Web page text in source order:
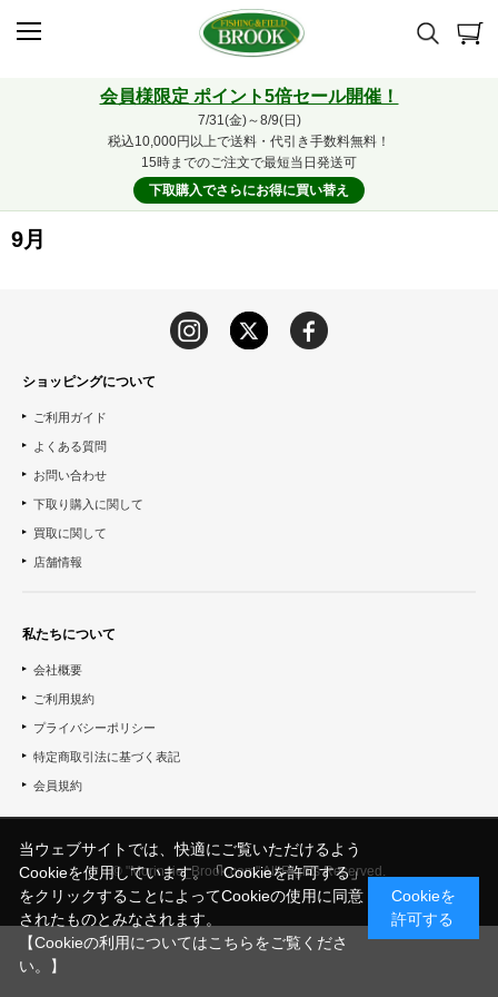
会員様限定 ポイント5倍セール開催！
7/31(金)～8/9(日)
税込10,000円以上で送料・代引き手数料無料！
15時までのご注文で最短当日発送可
下取購入でさらにお得に買い替え
9月
ショッピングについて
ご利用ガイド
よくある質問
お問い合わせ
下取り購入に関して
買取に関して
店舗情報
私たちについて
会社概要
ご利用規約
プライバシーポリシー
特定商取引法に基づく表記
会員規約
© "Morinoie_Brook.com" All Rights Reserved.
当ウェブサイトでは、快適にご覧いただけるよう
Cookieを使用しています。「Cookieを許可する」
をクリックすることによってCookieの使用に同意
されたものとみなされます。
【Cookieの利用についてはこちらをご覧くださ
い。】
Cookieを
許可する